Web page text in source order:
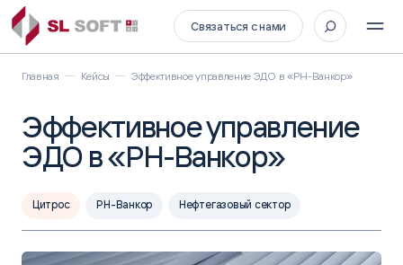
Связаться с нами
Главная Кейсы Эффективное управление ЭДО в «РН-Ванкор»
Эффективное управление
ЭДО в «РН-Ванкор»
Цитрос РН-Ванкор Нефтегазовый сектор